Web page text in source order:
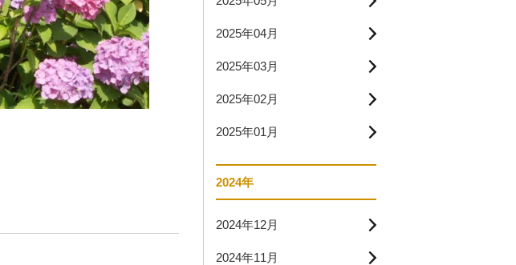
2025年04月
2025年03月
2025年02月
2025年01月
2024年
2024年12月
2024年11月